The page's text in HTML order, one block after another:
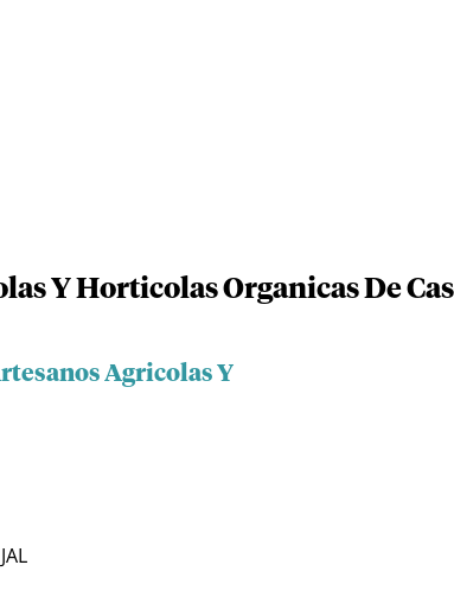
Y Horticolas Organicas De
Agricolas Y